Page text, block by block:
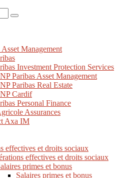
Search
Management
Investment Protection Services
Paribas Asset Management
Paribas Real Estate
Cardif
Personal Finance
Assurances
Axa IM
effectives et droits sociaux
effectives et droits sociaux
primes et bonus
Salaires primes et bonus